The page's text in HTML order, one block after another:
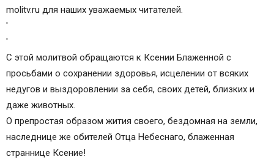
molitv.ru для наших уважаемых читателей.
'
'
С этой молитвой обращаются к Ксении Блаженной с
просьбами о сохранении здоровья, исцелении от всяких
недугов и выздоровлении за себя, своих детей, близких и
даже животных.
О препростая образом жития своего, бездомная на земли,
наследнице же обителей Отца Небеснаго, блаженная
страннице Ксение!